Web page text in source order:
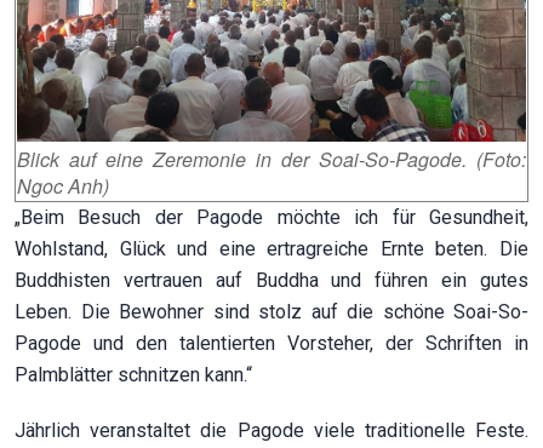
Blick auf eine Zeremonie in der Soai-So-Pagode. (Foto:
Ngoc Anh)
„Beim Besuch der Pagode möchte ich für Gesundheit,
Wohlstand, Glück und eine ertragreiche Ernte beten. Die
Buddhisten vertrauen auf Buddha und führen ein gutes
Leben. Die Bewohner sind stolz auf die schöne Soai-So-
Pagode und den talentierten Vorsteher, der Schriften in
Palmblätter schnitzen kann.“
Jährlich veranstaltet die Pagode viele traditionelle Feste.